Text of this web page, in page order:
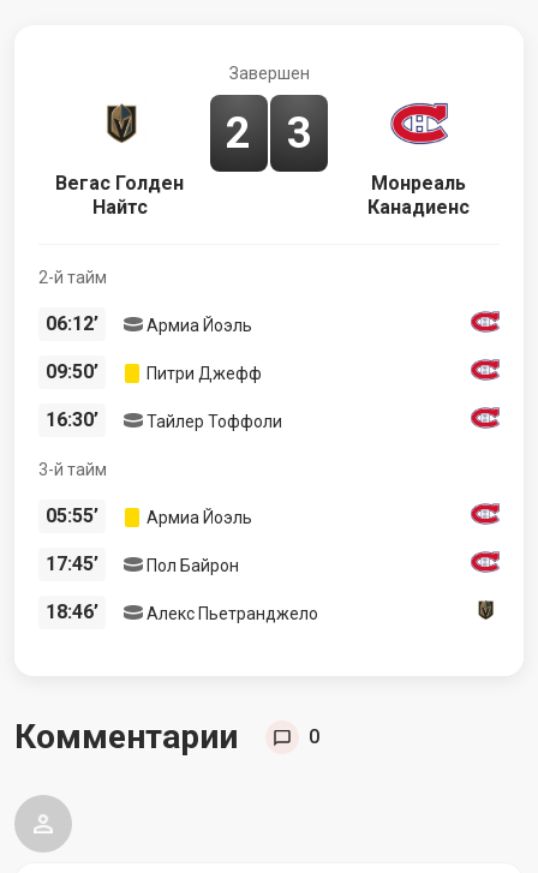
Вегас Голден
Найтс
Завершен
2 3
Монреаль
Канадиенс
2-й тайм
06:12’ Армиа Йоэль
09:50’ Питри Джефф
16:30’ Тайлер Тоффоли
3-й тайм
05:55’ Армиа Йоэль
17:45’ Пол Байрон
18:46’ Алекс Пьетранджело
Комментарии 0